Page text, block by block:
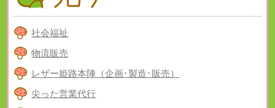
社会福祉
物流販売
レザー姫路本陣（企画･製造･販売）
尖った営業代行